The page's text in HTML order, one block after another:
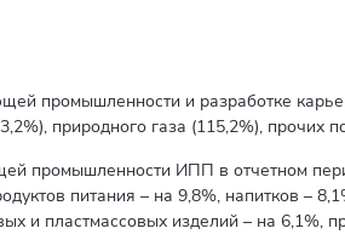
промышленности и разработке
природного газа (115,2%), прочих
промышленности ИПП в отчетном
питания – на 9,8%, напитков –
и пластмассовых изделий – на 6,1%,